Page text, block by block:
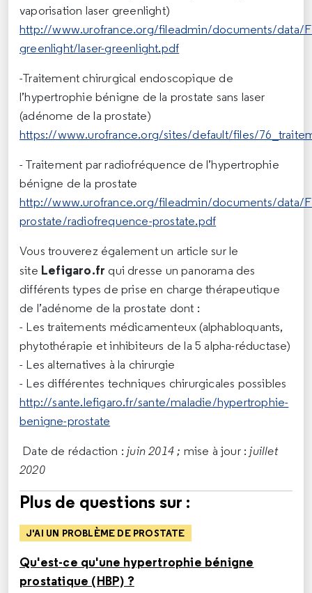
vaporisation laser greenlight)
http://www.urofrance.org/fileadmin/documents/data/
greenlight/laser-greenlight.pdf
-Traitement chirurgical endoscopique de
l’hypertrophie bénigne de la prostate sans laser
(adénome de la prostate)
https://www.urofrance.org/sites/default/files/
- Traitement par radiofréquence de l’hypertrophie
bénigne de la prostate
http://www.urofrance.org/fileadmin/documents/data/
prostate/radiofrequence-prostate.pdf
Vous trouverez également un article sur le
site Lefigaro.fr qui dresse un panorama des
différents types de prise en charge thérapeutique
de l’adénome de la prostate dont :
- Les traitements médicamenteux (alphabloquants,
phytothérapie et inhibiteurs de la 5 alpha-réductase)
- Les alternatives à la chirurgie
- Les différentes techniques chirurgicales possibles
http://sante.lefigaro.fr/sante/maladie/hypertrophie-
benigne-prostate
Date de rédaction : juin 2014 ; mise à jour : juillet
2020
Plus de questions sur :
J'AI UN PROBLÈME DE PROSTATE
Qu'est-ce qu'une hypertrophie bénigne
prostatique (HBP) ?